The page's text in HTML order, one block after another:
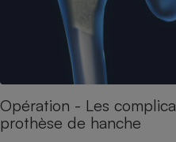
Opération - Les
prothèse de hanche